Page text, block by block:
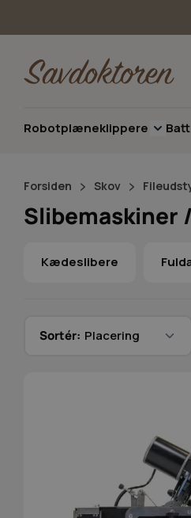
Robotplæneklippere
Forsiden Skov
Slibemaskiner
Kædeslibere
Sortér: